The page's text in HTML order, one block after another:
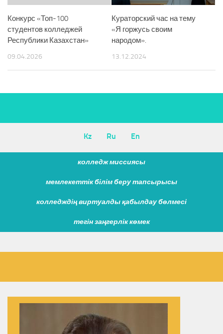
Конкурс «Топ-100
студентов колледжей
Республики Казахстан»
09.04.2026
Кураторский час на тему
«Я горжусь своим
народом».
13.12.2024
Kz Ru En
колледж миссиясы
мемлекеттік білім беру тапсырысы
колледждің виртуалды қабылдау бөлмесі
тегін заңгерлік көмек